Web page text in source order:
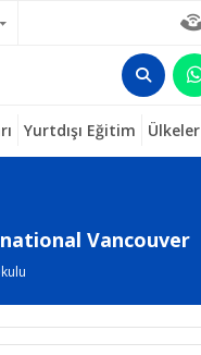
Yurtdışı Eğitim Ülkeler
Vancouver